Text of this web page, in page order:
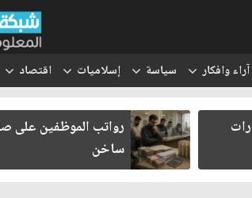
آراء وافكار سياسة إسلاميات اقتصاد
رواتب الموظفين على صفيح
ساخن